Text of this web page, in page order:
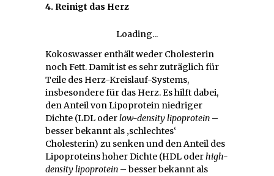
4. Reinigt das Herz
Loading...
Kokoswasser enthält weder Cholesterin
noch Fett. Damit ist es sehr zuträglich für
Teile des Herz-Kreislauf-Systems,
insbesondere für das Herz. Es hilft dabei,
den Anteil von Lipoprotein niedriger
Dichte (LDL oderlow-density lipoprotein –
besser bekannt als ‚schlechtes‘
Cholesterin) zu senken und den Anteil des
Lipoproteins hoher Dichte (HDL oderhigh-
density lipoprotein – besser bekannt als